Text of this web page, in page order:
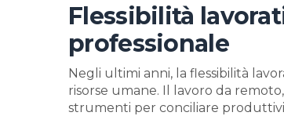
Flessibilità
professionale
Negli ultimi anni, la flessibilità
risorse umane. Il lavoro da
strumenti per conciliare